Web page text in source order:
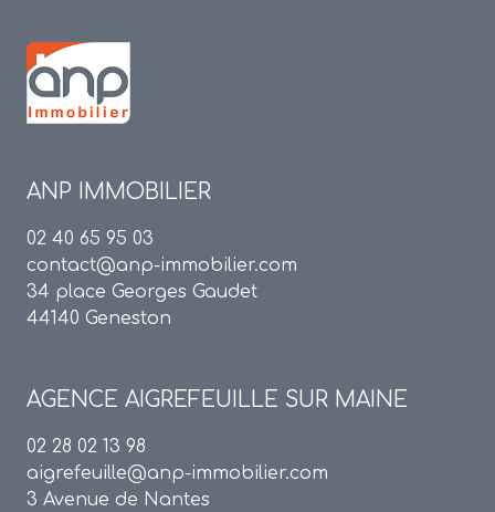
ANP IMMOBILIER
02 40 65 95 03
contact@anp-immobilier.com
34 place Georges Gaudet
44140 Geneston
AGENCE AIGREFEUILLE SUR MAINE
02 28 02 13 98
aigrefeuille@anp-immobilier.com
3 Avenue de Nantes